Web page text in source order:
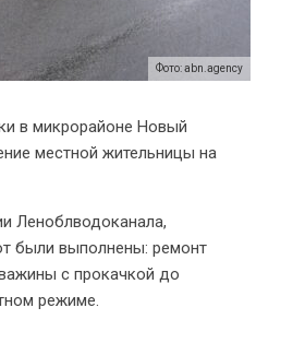
Фото: abn.agency
в микрорайоне Новый
местной жительницы на
Леноблводоканала,
были выполнены: ремонт
с прокачкой до
режиме.